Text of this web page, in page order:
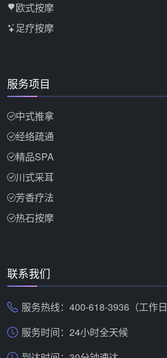
欧式按摩
足疗按摩
服务项目
中式推拿
经络疏通
精品SPA
川式采耳
芳香疗法
热石按摩
联系我们
服务热线：400-618-3936（工作日
服务时间：24小时全天候